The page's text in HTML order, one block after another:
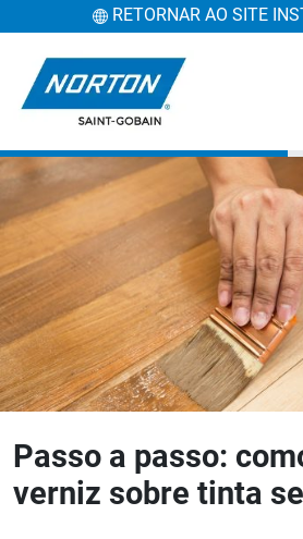
RETORNAR AO SITE
Passo a passo:
verniz sobre tinta